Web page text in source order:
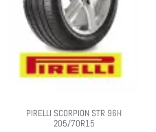
PIRELLI SCORPION STR 96H
205/70R15